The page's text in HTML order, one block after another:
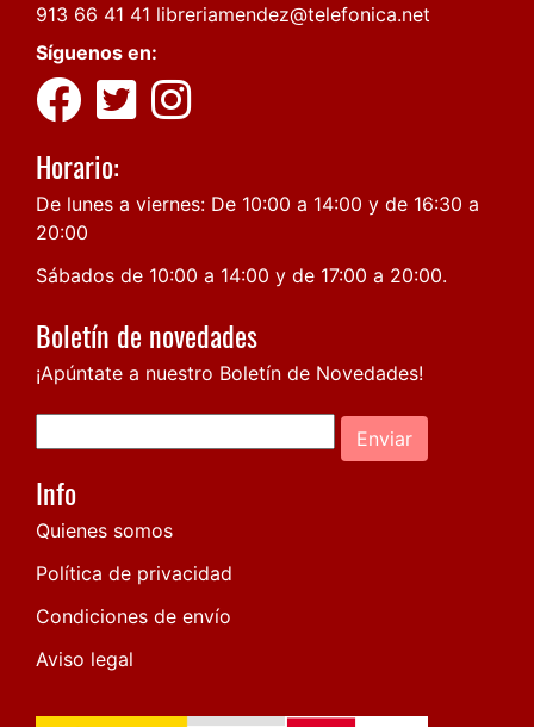
913 66 41 41 libreriamendez@telefonica.net
Síguenos en:
Horario:
De lunes a viernes: De 10:00 a 14:00 y de 16:30 a
20:00
Sábados de 10:00 a 14:00 y de 17:00 a 20:00.
Boletín de novedades
¡Apúntate a nuestro Boletín de Novedades!
Enviar
Info
Quienes somos
Política de privacidad
Condiciones de envío
Aviso legal